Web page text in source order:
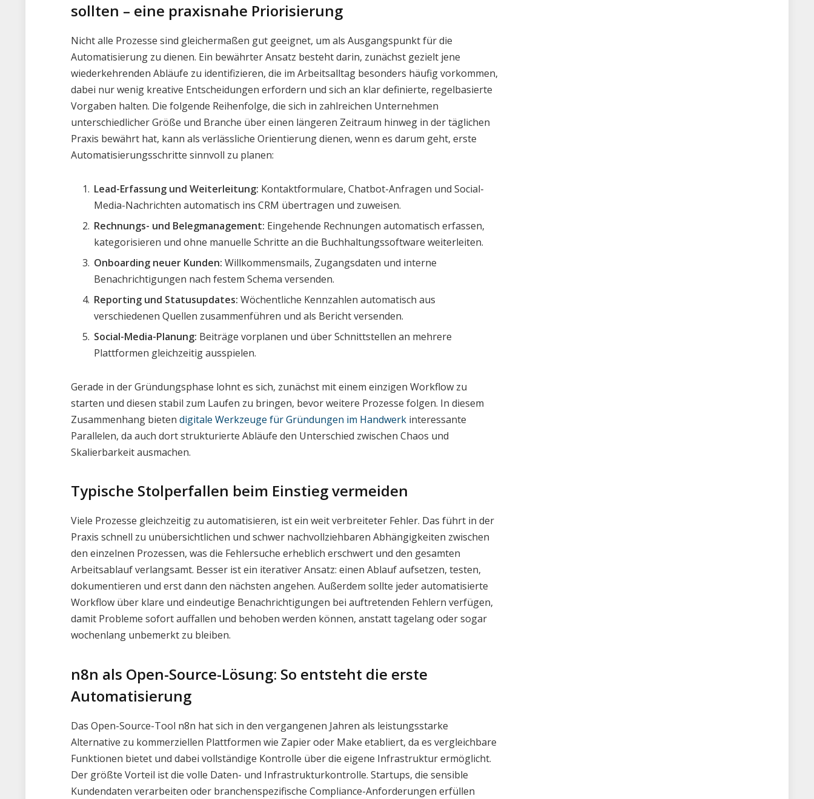
sollten – eine praxisnahe Priorisierung
Nicht alle Prozesse sind gleichermaßen gut geeignet, um als Ausgangspunkt für die
Automatisierung zu dienen. Ein bewährter Ansatz besteht darin, zunächst gezielt jene
wiederkehrenden Abläufe zu identifizieren, die im Arbeitsalltag besonders häufig vorkommen,
dabei nur wenig kreative Entscheidungen erfordern und sich an klar definierte, regelbasierte
Vorgaben halten. Die folgende Reihenfolge, die sich in zahlreichen Unternehmen
unterschiedlicher Größe und Branche über einen längeren Zeitraum hinweg in der täglichen
Praxis bewährt hat, kann als verlässliche Orientierung dienen, wenn es darum geht, erste
Automatisierungsschritte sinnvoll zu planen:
Lead-Erfassung und Weiterleitung: Kontaktformulare, Chatbot-Anfragen und Social-
Media-Nachrichten automatisch ins CRM übertragen und zuweisen.
Rechnungs- und Belegmanagement: Eingehende Rechnungen automatisch erfassen,
kategorisieren und ohne manuelle Schritte an die Buchhaltungssoftware weiterleiten.
Onboarding neuer Kunden: Willkommensmails, Zugangsdaten und interne
Benachrichtigungen nach festem Schema versenden.
Reporting und Statusupdates: Wöchentliche Kennzahlen automatisch aus
verschiedenen Quellen zusammenführen und als Bericht versenden.
Social-Media-Planung: Beiträge vorplanen und über Schnittstellen an mehrere
Plattformen gleichzeitig ausspielen.
Gerade in der Gründungsphase lohnt es sich, zunächst mit einem einzigen Workflow zu
starten und diesen stabil zum Laufen zu bringen, bevor weitere Prozesse folgen. In diesem
Zusammenhang bietendigitale Werkzeuge für Gründungen im Handwerk interessante
Parallelen, da auch dort strukturierte Abläufe den Unterschied zwischen Chaos und
Skalierbarkeit ausmachen.
Typische Stolperfallen beim Einstieg vermeiden
Viele Prozesse gleichzeitig zu automatisieren, ist ein weit verbreiteter Fehler. Das führt in der
Praxis schnell zu unübersichtlichen und schwer nachvollziehbaren Abhängigkeiten zwischen
den einzelnen Prozessen, was die Fehlersuche erheblich erschwert und den gesamten
Arbeitsablauf verlangsamt. Besser ist ein iterativer Ansatz: einen Ablauf aufsetzen, testen,
dokumentieren und erst dann den nächsten angehen. Außerdem sollte jeder automatisierte
Workflow über klare und eindeutige Benachrichtigungen bei auftretenden Fehlern verfügen,
damit Probleme sofort auffallen und behoben werden können, anstatt tagelang oder sogar
wochenlang unbemerkt zu bleiben.
n8n als Open-Source-Lösung: So entsteht die erste
Automatisierung
Das Open-Source-Tool n8n hat sich in den vergangenen Jahren als leistungsstarke
Alternative zu kommerziellen Plattformen wie Zapier oder Make etabliert, da es vergleichbare
Funktionen bietet und dabei vollständige Kontrolle über die eigene Infrastruktur ermöglicht.
Der größte Vorteil ist die volle Daten- und Infrastrukturkontrolle. Startups, die sensible
Kundendaten verarbeiten oder branchenspezifische Compliance-Anforderungen erfüllen